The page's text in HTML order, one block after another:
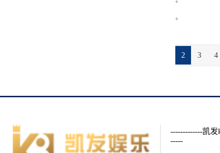
2 3 4
-------------凯
-----